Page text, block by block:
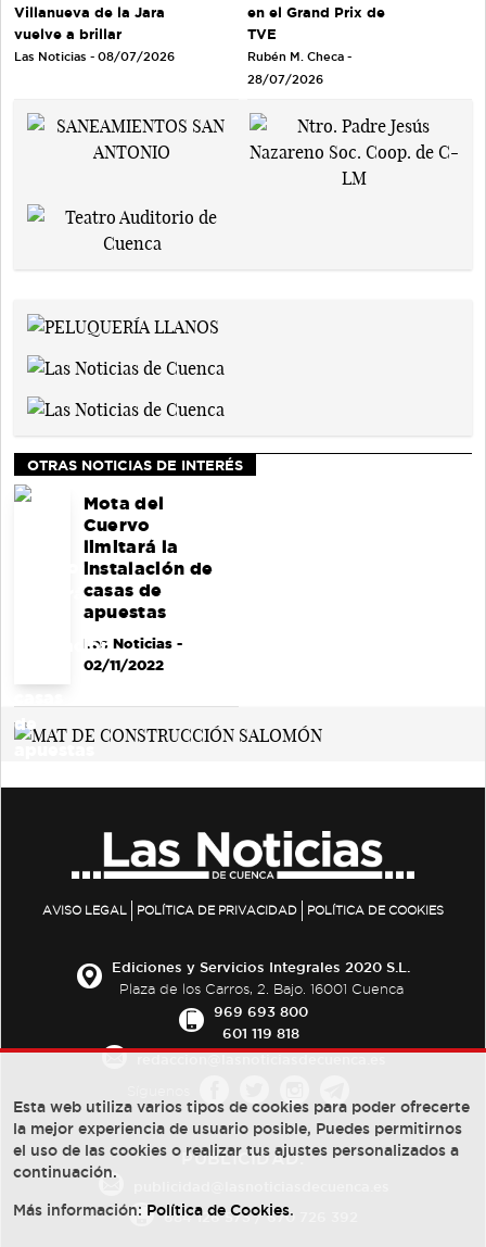
Villanueva de la Jara
vuelve a brillar
Las Noticias - 08/07/2026
en el Grand Prix de
TVE
Rubén M. Checa -
28/07/2026
OTRAS NOTICIAS DE INTERÉS
Mota del
Cuervo
limitará la
instalación de
casas de
apuestas
Las Noticias-
02/11/2022
AVISO LEGAL POLÍTICA DE PRIVACIDAD POLÍTICA DE COOKIES
Ediciones y Servicios Integrales 2020 S.L.
Plaza de los Carros, 2. Bajo. 16001 Cuenca
969 693 800
601 119 818
PUBLICIDAD:
684 126 573/670 726 392
Esta web utiliza varios tipos de cookies para poder ofrecerte
la mejor experiencia de usuario posible, Puedes permitirnos
el uso de las cookies o realizar tus ajustes personalizados a
continuación.
Más información: Política de Cookies.